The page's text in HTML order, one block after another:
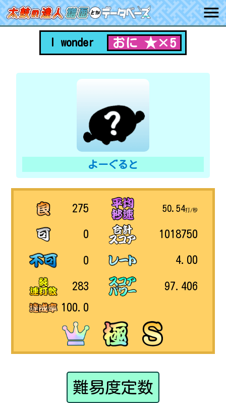
I wonder おに ★×5
よーぐると
275
0
0
283
100.0
50.54打/秒
1018750
4.00
97.406
難易度定数